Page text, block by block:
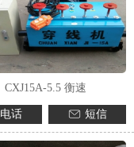
CXJ15A-5.5 衡速
电话 短信